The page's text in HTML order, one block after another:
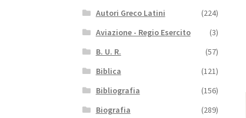
Autori Greco Latini
(224)
Aviazione - Regio Esercito
(3)
B. U. R.
(57)
Biblica
(121)
Bibliografia
(156)
Biografia
(289)